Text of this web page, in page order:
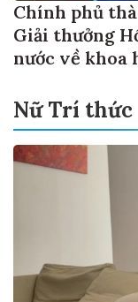
Chính phủ
Giải thưởng
nước về khoa
Nữ Trí thức